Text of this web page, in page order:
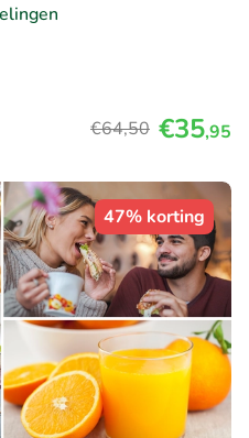
€64,50 €35,95
47% korting